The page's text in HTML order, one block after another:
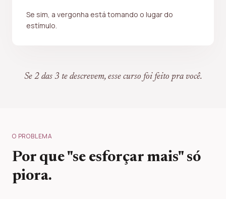
Se sim, a vergonha está tomando o lugar do
estímulo.
Se 2 das 3 te descrevem, esse curso foi feito pra você.
O PROBLEMA
Por que "se esforçar mais" só
piora.